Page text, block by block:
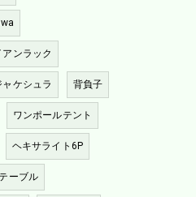
アンラック
ャケシュラ 背負子
ワンポールテント
ヘキサライト6P
ーブル